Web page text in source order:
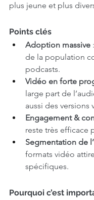
plus jeune et plus
Points clés
Adoption massive
de la population
podcasts.
Vidéo en forte
large part de
aussi des versions
Engagement &
reste très efficace
Segmentation de
formats vidéo
spécifiques.
Pourquoi c’est